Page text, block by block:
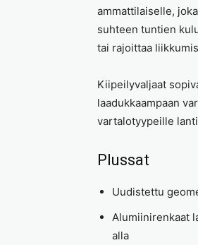
ammattilaiselle,
suhteen tuntien
tai rajoittaa
Kiipeilyvaljaat
laadukkaampaan
vartalotyypeille
Plussat
Uudistettu
Alumiinirenkaat
alla